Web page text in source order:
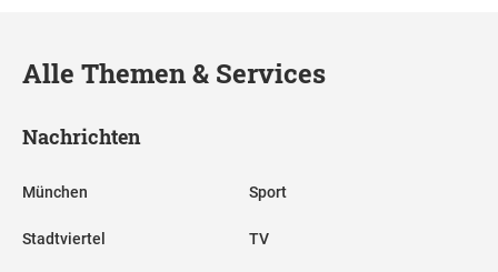
Alle Themen & Services
Nachrichten
München
Stadtviertel
Sport
TV